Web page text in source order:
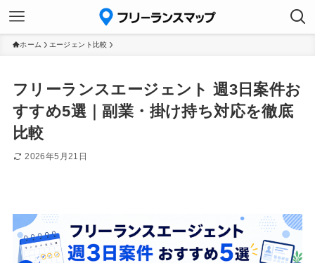
ホーム エージェント比較
フリーランスエージェント 週3日案件お
すすめ5選｜副業・掛け持ち対応を徹底
比較
2026年5月21日